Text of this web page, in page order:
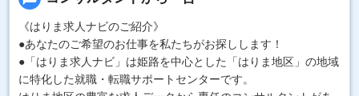
《はりま求人ナビのご紹介》
●あなたのご希望のお仕事を私たちがお探しします！
●「はりま求人ナビ」は姫路を中心とした「はりま地区」の地域
に特化した就職・転職サポートセンターです。